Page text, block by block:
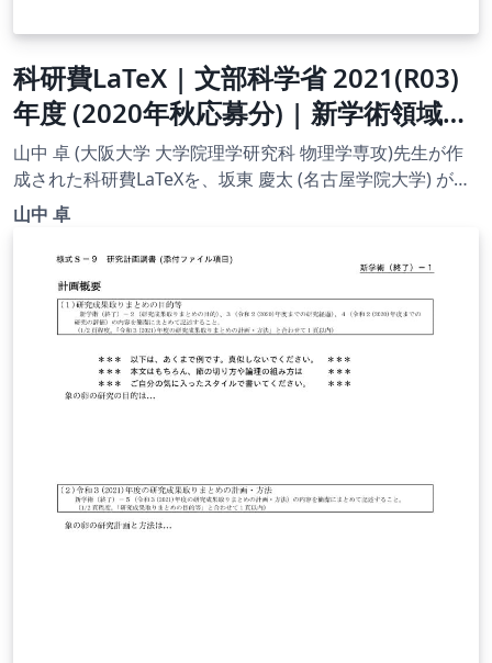
科研費LaTeX | 文部科学省 2021(R03)
年度 (2020年秋応募分) | 新学術領域研
究 | 学術変革領域研究(B) (領域計画書
(概要版)) 書き方マニュアル |
2020.12.03
山中 卓 (大阪大学 大学院理学研究科 物理学専攻)先生が作
成された科研費LaTeXを、坂東 慶太 (名古屋学院大学) が了
承を得てテンプレート登録しています。 詳細はこちら↓を
u.ac.jp/~taku/kakenhiLaTeX/
山中 卓